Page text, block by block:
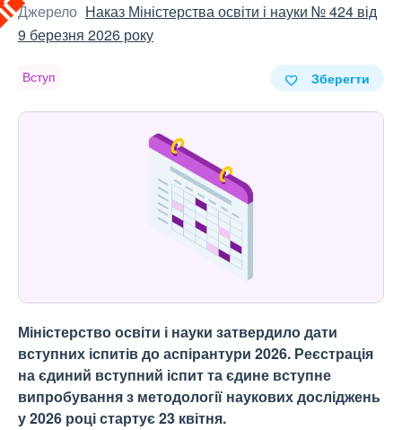
Джерело Наказ Міністерства освіти і науки № 424 від
9 березня 2026 року
Вступ Зберегти
Міністерство освіти і науки затвердило дати
вступних іспитів до аспірантури 2026. Реєстрація
на єдиний вступний іспит та єдине вступне
випробування з методології наукових досліджень
у 2026 році стартує 23 квітня.